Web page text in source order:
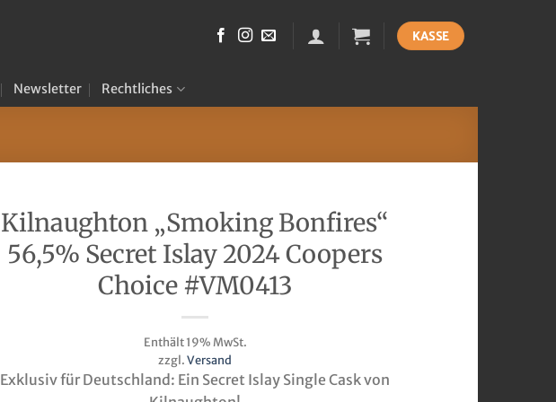
KASSE
Newsletter Rechtliches
Kilnaughton „Smoking Bonfires“
56,5% Secret Islay 2024 Coopers
Choice #VM0413
Enthält 19% MwSt.
zzgl.Versand
Exklusiv für Deutschland: Ein Secret Islay Single Cask von